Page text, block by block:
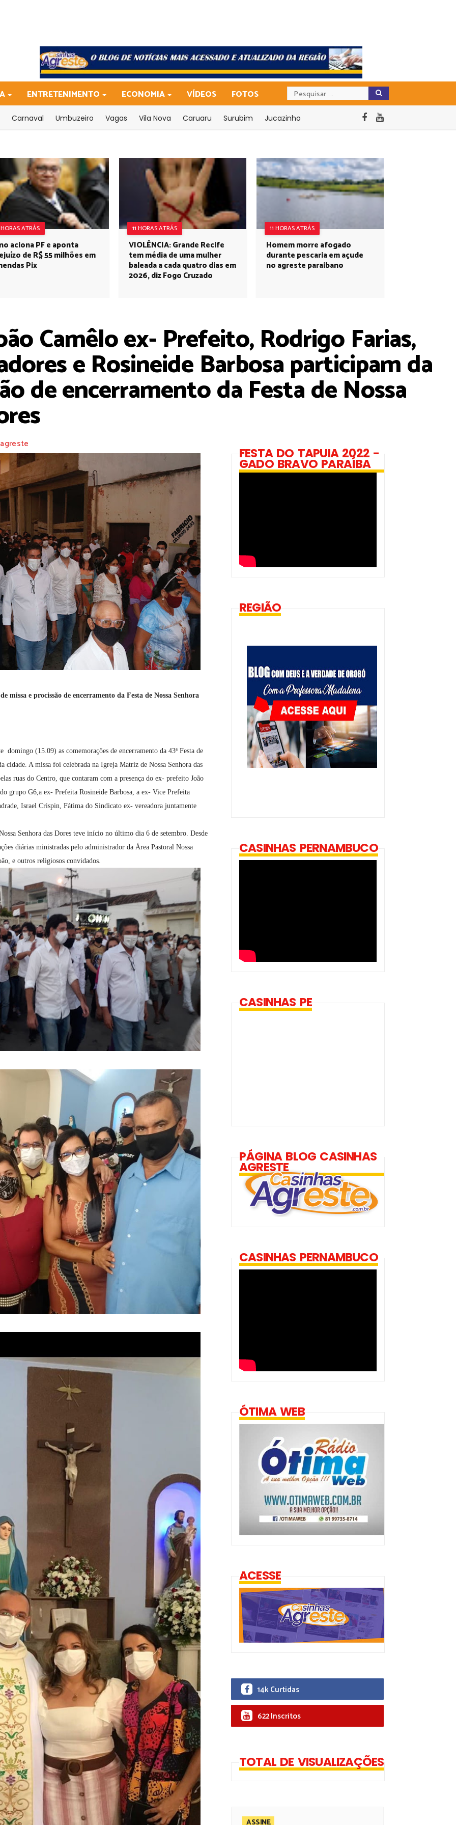
ENTRETENIMENTO ECONOMIA VÍDEOS FOTOS
Carnaval Umbuzeiro Vagas Vila Nova Caruaru Surubim Jucazinho
HORAS ATRÁS
aciona PF e aponta
de R$ 55 milhões em
Pix
11 HORAS ATRÁS
VIOLÊNCIA: Grande Recife
tem média de uma mulher
baleada a cada quatro dias em
2026, diz Fogo Cruzado
11 HORAS ATRÁS
Homem morre afogado
durante pescaria em açude
no agreste paraibano
Camêlo ex- Prefeito, Rodrigo Farias,
e Rosineide Barbosa participam da
de encerramento da Festa de Nossa
missa e procissão de encerramento da Festa de Nossa Senhora
domingo (15.09) as comemorações de encerramento da 43ª Festa de
cidade. A missa foi celebrada na Igreja Matriz de Nossa Senhora das
ruas do Centro, que contaram com a presença do ex- prefeito João
grupo G6,a ex- Prefeita Rosineide Barbosa, a ex- Vice Prefeita
Israel Crispin, Fátima do Sindicato ex- vereadora juntamente
Senhora das Dores teve início no último dia 6 de setembro. Desde
diárias ministradas pelo administrador da Área Pastoral Nossa
e outros religiosos convidados.
FESTA DO TAPUIA 2022 -
GADO BRAVO PARAÍBA
REGIÃO
CASINHAS PERNAMBUCO
CASINHAS PE
PÁGINA BLOG CASINHAS
AGRESTE
CASINHAS PERNAMBUCO
ÓTIMA WEB
ACESSE
14k Curtidas
622 Inscritos
TOTAL DE VISUALIZAÇÕES